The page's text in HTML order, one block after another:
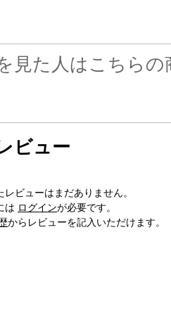
見た人はこちら
ビュー
ビューはまだありません。
は ログインが必要です。
からレビューを記入いただけます。